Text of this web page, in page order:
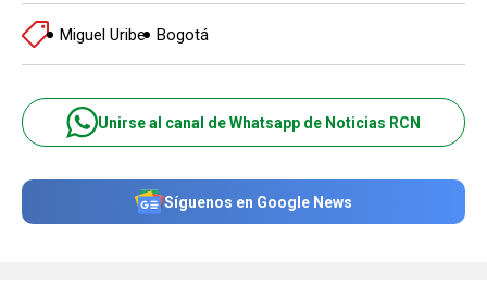
Miguel Uribe Bogotá
Unirse al canal de Whatsapp de Noticias RCN
Síguenos en Google News